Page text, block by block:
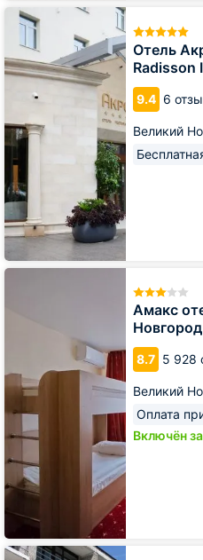
Отель
Radisson
9.4 6
Великий
Отель
Акрон
Великий
Новгород
Radisson
Individuals
Амакс
Новгород
8.7 5 928
Великий
Оплата
Включён
Амакс
Гостиница